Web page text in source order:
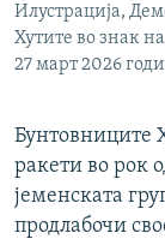
Илустрација,
Хутите во знак
27 март 2026
Бунтовниците
ракети во рок
јеменската
продлабочи